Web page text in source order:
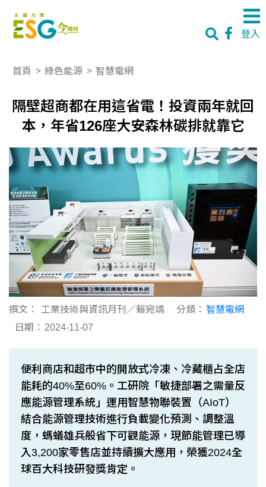
登入
首頁 > 綠色能源 > 智慧電網
隔壁超商都在用這省電！投資兩年就回
本，年省126座大安森林碳排就靠它
撰文： 工業技術與資訊月刊／賴宛靖 分類： 智慧電網
日期： 2024-11-07
便利商店和超市中的開放式冷凍、冷藏櫃占全店
能耗的40%至60%。工研院「敏捷部署之需量反
應能源管理系統」運用智慧物聯裝置（AIoT）
結合能源管理技術進行負載變化預測、調整溫
度，螞蟻雄兵般省下可觀能源，現節能管理已導
入3,200家零售店並持續擴大應用，榮獲2024全
球百大科技研發獎肯定。